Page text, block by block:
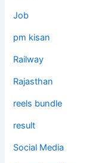
Job
pm kisan
Railway
Rajasthan
reels bundle
result
Social Media